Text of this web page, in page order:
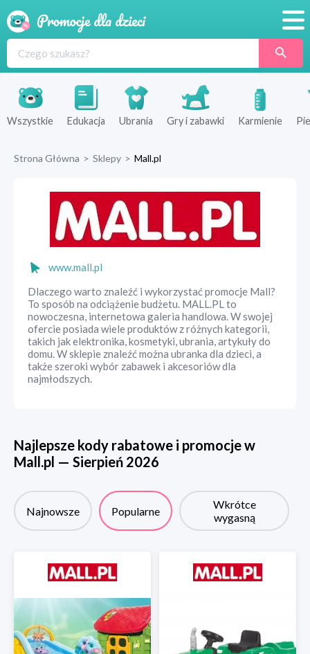
Produkty
Sklepy
Wszystkie Edukacja Ubrania Gry i zabawki Karmienie
Strona Główna > Sklepy > Mall.pl
www.mall.pl
Dlaczego warto znaleźć i wykorzystać promocje Mall?
To sposób na odciążenie budżetu. MALL.PL to
nowoczesna, internetowa galeria handlowa. W swojej
ofercie posiada wiele produktów z różnych kategorii,
takich jak elektronika, kosmetyki, ubrania, artykuły do
domu. W sklepie znaleźć można ubranka dla dzieci, a
także szeroki wybór zabawek i akcesoriów dla
najmłodszych.
Najlepsze kody rabatowe i promocje w
Mall.pl — Sierpień 2026
Najnowsze Popularne
Wkrótce
wygasną